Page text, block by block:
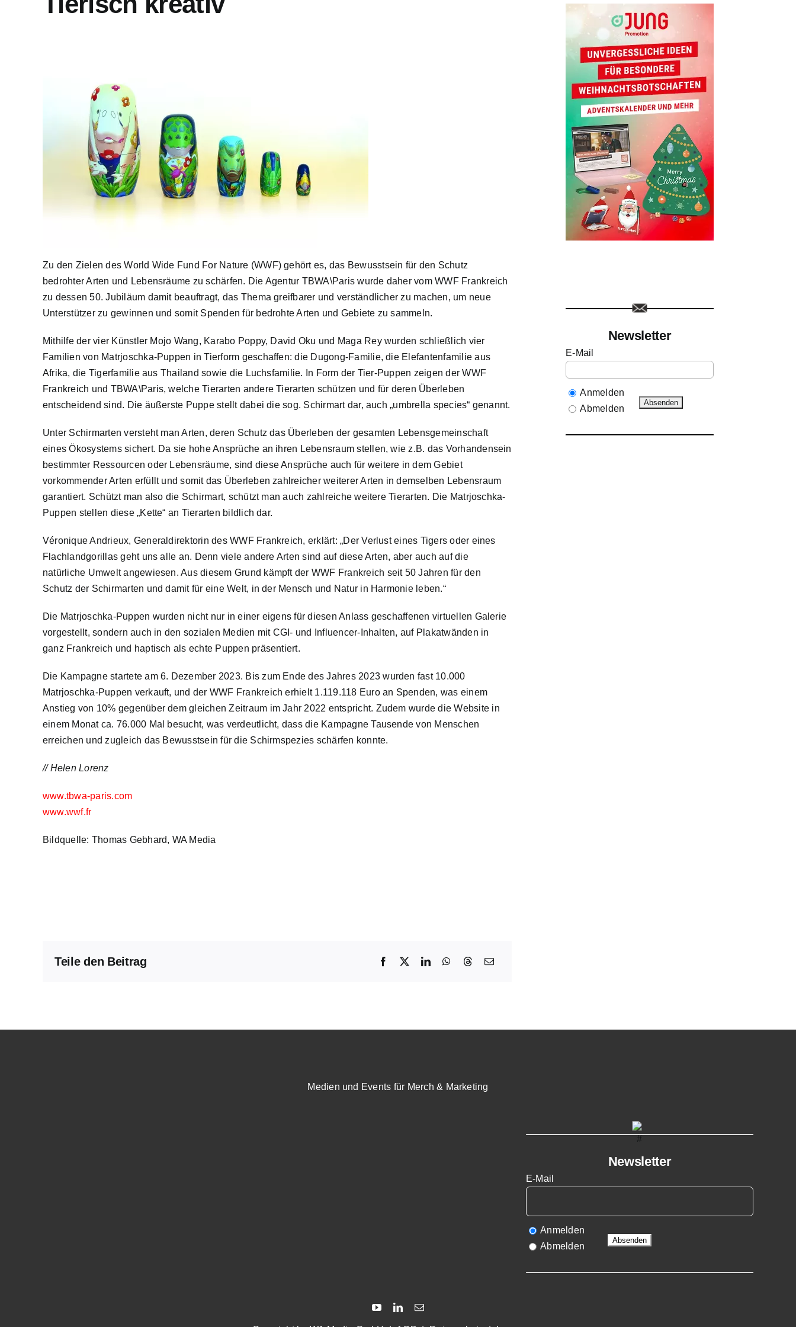
Zu den Zielen des World Wide Fund For Nature (WWF) gehört es, das Bewusstsein für den Schutz
bedrohter Arten und Lebensräume zu schärfen. Die Agentur TBWA\Paris wurde daher vom WWF Frankreich
zu dessen 50. Jubiläum damit beauftragt, das Thema greifbarer und verständlicher zu machen, um neue
Unterstützer zu gewinnen und somit Spenden für bedrohte Arten und Gebiete zu sammeln.
Mithilfe der vier Künstler Mojo Wang, Karabo Poppy, David Oku und Maga Rey wurden schließlich vier
Familien von Matrjoschka-Puppen in Tierform geschaffen: die Dugong-Familie, die Elefantenfamilie aus
Afrika, die Tigerfamilie aus Thailand sowie die Luchsfamilie. In Form der Tier-Puppen zeigen der WWF
Frankreich und TBWA\Paris, welche Tierarten andere Tierarten schützen und für deren Überleben
entscheidend sind. Die äußerste Puppe stellt dabei die sog. Schirmart dar, auch „umbrella species“ genannt.
Unter Schirmarten versteht man Arten, deren Schutz das Überleben der gesamten Lebensgemeinschaft
eines Ökosystems sichert. Da sie hohe Ansprüche an ihren Lebensraum stellen, wie z.B. das Vorhandensein
bestimmter Ressourcen oder Lebensräume, sind diese Ansprüche auch für weitere in dem Gebiet
vorkommender Arten erfüllt und somit das Überleben zahlreicher weiterer Arten in demselben Lebensraum
garantiert. Schützt man also die Schirmart, schützt man auch zahlreiche weitere Tierarten. Die Matrjoschka-
Puppen stellen diese „Kette“ an Tierarten bildlich dar.
Véronique Andrieux, Generaldirektorin des WWF Frankreich, erklärt: „Der Verlust eines Tigers oder eines
Flachlandgorillas geht uns alle an. Denn viele andere Arten sind auf diese Arten, aber auch auf die
natürliche Umwelt angewiesen. Aus diesem Grund kämpft der WWF Frankreich seit 50 Jahren für den
Schutz der Schirmarten und damit für eine Welt, in der Mensch und Natur in Harmonie leben.“
Die Matrjoschka-Puppen wurden nicht nur in einer eigens für diesen Anlass geschaffenen virtuellen Galerie
vorgestellt, sondern auch in den sozialen Medien mit CGI- und Influencer-Inhalten, auf Plakatwänden in
ganz Frankreich und haptisch als echte Puppen präsentiert.
Die Kampagne startete am 6. Dezember 2023. Bis zum Ende des Jahres 2023 wurden fast 10.000
Matrjoschka-Puppen verkauft, und der WWF Frankreich erhielt 1.119.118 Euro an Spenden, was einem
Anstieg von 10% gegenüber dem gleichen Zeitraum im Jahr 2022 entspricht. Zudem wurde die Website in
einem Monat ca. 76.000 Mal besucht, was verdeutlicht, dass die Kampagne Tausende von Menschen
erreichen und zugleich das Bewusstsein für die Schirmspezies schärfen konnte.
// Helen Lorenz
www.tbwa-paris.com
www.wwf.fr
Bildquelle: Thomas Gebhard, WA Media
Teile den Beitrag
Newsletter
E-Mail
Anmelden
Abmelden
Medien und Events für Merch & Marketing
Newsletter
E-Mail
Anmelden
Abmelden